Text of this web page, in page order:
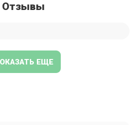
Отзывы
ЕЩЕ